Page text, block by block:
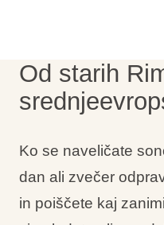
Posebne
Vrste počitnic
Od starih
Ko se naveličate
dan ali zvečer
in poiščete kaj